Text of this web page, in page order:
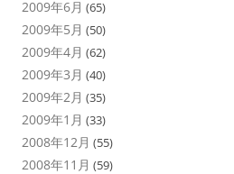
2009年6月 (65)
2009年5月 (50)
2009年4月 (62)
2009年3月 (40)
2009年2月 (35)
2009年1月 (33)
2008年12月 (55)
2008年11月 (59)